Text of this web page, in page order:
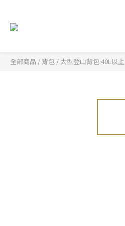
全部商品 / 背包 / 大型登山背包 40L以上